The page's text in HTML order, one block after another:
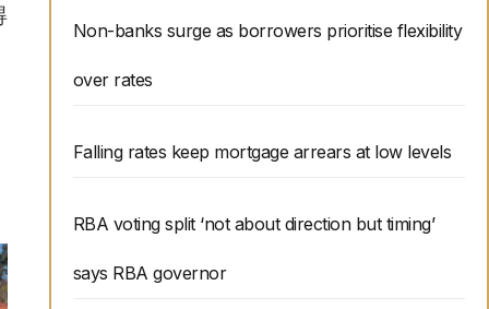
Non-banks surge as borrowers prioritise flexibility
over rates
Falling rates keep mortgage arrears at low levels
RBA voting split ‘not about direction but timing’
says RBA governor